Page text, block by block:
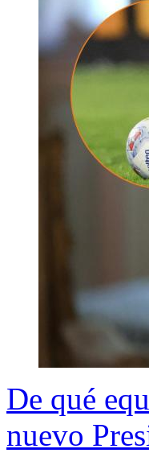
De qué
nuevo